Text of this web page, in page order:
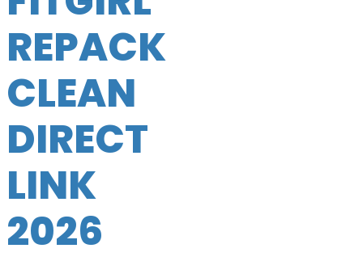
REPACK
CLEAN
DIRECT
LINK
2026